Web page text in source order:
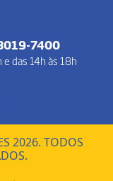
7400
das 14h às 18h
2026. TODOS